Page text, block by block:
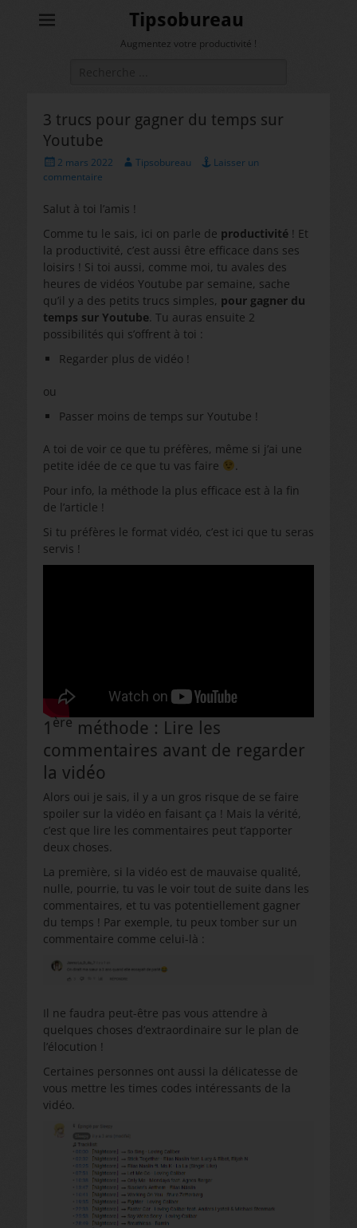
Tipsobureau
Augmentez votre productivité !
3 trucs pour gagner du temps sur
Youtube
Posted
on
2 mars 2022 Author
Tipsobureau
Laisser un
commentaire
Salut à toi l’amis !
Comme tu le sais, ici on parle de productivité ! Et
la productivité, c’est aussi être efficace dans ses
loisirs ! Si toi aussi, comme moi, tu avales des
heures de vidéos Youtube par semaine, sache
qu’il y a des petits trucs simples, pour gagner du
temps sur Youtube. Tu auras ensuite 2
possibilités qui s’offrent à toi :
Regarder plus de vidéo !
ou
Passer moins de temps sur Youtube !
A toi de voir ce que tu préfères, même si j’ai une
petite idée de ce que tu vas faire
.
Pour info, la méthode la plus efficace est à la fin
de l’article !
Si tu préfères le format vidéo, c’est ici que tu seras
servis !
1 ère méthode : Lire les
commentaires avant de regarder
la vidéo
Alors oui je sais, il y a un gros risque de se faire
spoiler sur la vidéo en faisant ça ! Mais la vérité,
c’est que lire les commentaires peut t’apporter
deux choses.
La première, si la vidéo est de mauvaise qualité,
nulle, pourrie, tu vas le voir tout de suite dans les
commentaires, et tu vas potentiellement gagner
du temps ! Par exemple, tu peux tomber sur un
commentaire comme celui-là :
Il ne faudra peut-être pas vous attendre à
quelques choses d’extraordinaire sur le plan de
l’élocution !
Certaines personnes ont aussi la délicatesse de
vous mettre les times codes intéressants de la
vidéo.